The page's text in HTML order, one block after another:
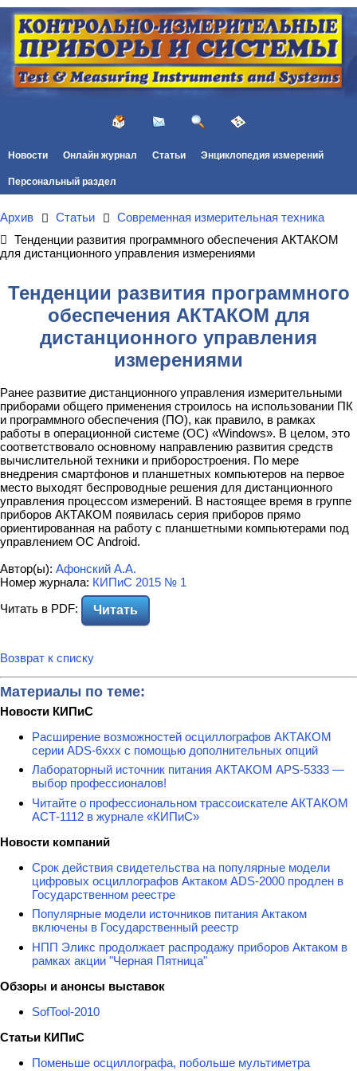
Новости Онлайн журнал Статьи Энциклопедия измерений
Персональный раздел
Архив Статьи
Современная измерительная техника
Тенденции развития программного обеспечения АКТАКОМ
для дистанционного управления измерениями
Тенденции развития программного
обеспечения АКТАКОМ для
дистанционного управления
измерениями
Ранее развитие дистанционного управления измерительными
приборами общего применения строилось на использовании ПК
и программного обеспечения (ПО), как правило, в рамках
работы в операционной системе (ОС) «Windows». В целом, это
соответствовало основному направлению развития средств
вычислительной техники и приборостроения. По мере
внедрения смартфонов и планшетных компьютеров на первое
место выходят беспроводные решения для дистанционного
управления процессом измерений. В настоящее время в группе
приборов АКТАКОМ появилась серия приборов прямо
ориентированная на работу с планшетными компьютерами под
управлением ОС Android.
Автор(ы): Афонский А.А.
Номер журнала: КИПиС 2015 № 1
Читать в PDF:
Читать
Возврат к списку
Материалы по теме:
Новости КИПиС
Расширение возможностей осциллографов АКТАКОМ
серии ADS-6ххх с помощью дополнительных опций
Лабораторный источник питания АКТАКОМ APS-5333 —
выбор профессионалов!
Читайте о профессиональном трассоискателе АКТАКОМ
АСТ-1112 в журнале «КИПиС»
Новости компаний
Срок действия свидетельства на популярные модели
цифровых осциллографов Актаком ADS-2000 продлен в
Государственном реестре
Популярные модели источников питания Актаком
включены в Государственный реестр
НПП Эликс продолжает распродажу приборов Актаком в
рамках акции "Черная Пятница"
Обзоры и анонсы выставок
SofTool-2010
Статьи КИПиС
Поменьше осциллографа, побольше мультиметра